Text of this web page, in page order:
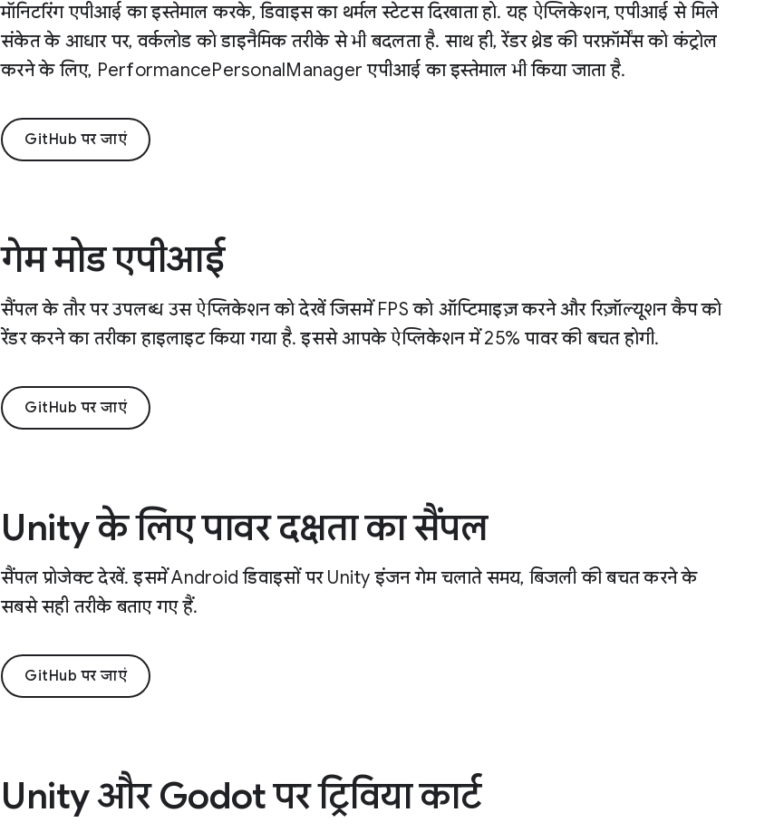
मॉनिटरिंग एपीआई का इस्तेमाल करके, डिवाइस का थर्मल स्टेटस दिखाता हो. यह ऐप्लिकेशन, एपीआई से मिले
संकेत के आधार पर, वर्कलोड को डाइनैमिक तरीके से भी बदलता है. साथ ही, रेंडर थ्रेड की परफ़ॉर्मेंस को कंट्रोल
करने के लिए, PerformancePersonalManager एपीआई का इस्तेमाल भी किया जाता है.
GitHub पर जाएं
गेम मोड एपीआई
सैंपल के तौर पर उपलब्ध उस ऐप्लिकेशन को देखें जिसमें FPS को ऑप्टिमाइज़ करने और रिज़ॉल्यूशन कैप को
रेंडर करने का तरीका हाइलाइट किया गया है. इससे आपके ऐप्लिकेशन में 25% पावर की बचत होगी.
GitHub पर जाएं
Unity के लिए पावर दक्षता का सैंपल
सैंपल प्रोजेक्ट देखें. इसमें Android डिवाइसों पर Unity इंजन गेम चलाते समय, बिजली की बचत करने के
सबसे सही तरीके बताए गए हैं.
GitHub पर जाएं
Unity और Godot पर ट्रिविया कार्ट